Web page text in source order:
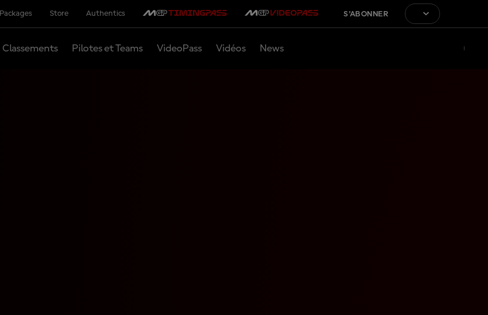
Packages Store Authentics S'ABONNER
Classements Pilotes et Teams VideoPass Vidéos News